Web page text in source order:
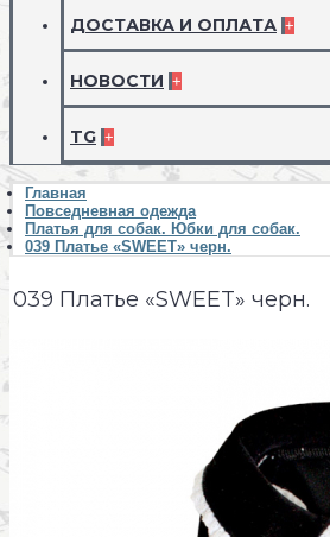
ДОСТАВКА И ОПЛАТА +
НОВОСТИ +
TG +
Главная
Повседневная одежда
Платья для собак. Юбки для собак.
039 Платье «SWEET» черн.
039 Платье «SWEET» черн.